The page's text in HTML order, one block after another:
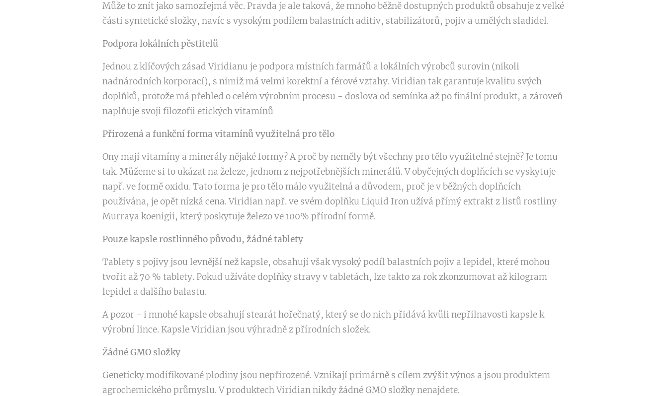
Může to znít jako samozřejmá věc. Pravda je ale taková, že mnoho běžně dostupných produktů obsahuje z velké
části syntetické složky, navíc s vysokým podílem balastních aditiv, stabilizátorů, pojiv a umělých sladidel.
Podpora lokálních pěstitelů
Jednou z klíčových zásad Viridianu je podpora místních farmářů a lokálních výrobců surovin (nikoli
nadnárodních korporací), s nimiž má velmi korektní a férové vztahy. Viridian tak garantuje kvalitu svých
doplňků, protože má přehled o celém výrobním procesu - doslova od semínka až po finální produkt, a zároveň
naplňuje svoji filozofii etických vitamínů
Přirozená a funkční forma vitamínů využitelná pro tělo
Ony mají vitamíny a minerály nějaké formy? A proč by neměly být všechny pro tělo využitelné stejně? Je tomu
tak. Můžeme si to ukázat na železe, jednom z nejpotřebnějších minerálů. V obyčejných doplňcích se vyskytuje
např. ve formě oxidu. Tato forma je pro tělo málo využitelná a důvodem, proč je v běžných doplňcích
používána, je opět nízká cena. Viridian např. ve svém doplňku Liquid Iron užívá přímý extrakt z listů rostliny
Murraya koenigii, který poskytuje železo ve 100% přírodní formě.
Pouze kapsle rostlinného původu, žádné tablety
Tablety s pojivy jsou levnější než kapsle, obsahují však vysoký podíl balastních pojiv a lepidel, které mohou
tvořit až 70 % tablety. Pokud užíváte doplňky stravy v tabletách, lze takto za rok zkonzumovat až kilogram
lepidel a dalšího balastu.
A pozor - i mnohé kapsle obsahují stearát hořečnatý, který se do nich přidává kvůli nepřilnavosti kapsle k
výrobní lince. Kapsle Viridian jsou výhradně z přírodních složek.
Žádné GMO složky
Geneticky modifikované plodiny jsou nepřirozené. Vznikají primárně s cílem zvýšit výnos a jsou produktem
agrochemického průmyslu. V produktech Viridian nikdy žádné GMO složky nenajdete.